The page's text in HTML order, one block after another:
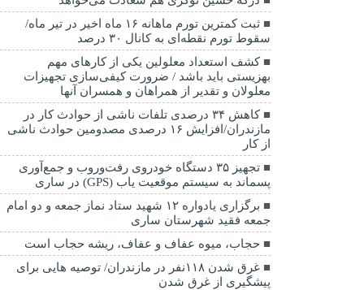
ثبت کمترین تورم ماهانه ۱۶ ماه اخیر در تیر ماه/
سقوط تورم نقطه‌ای به کانال ۳۰ درصد
کشف استعداد معلولین یکی از کارهای مهم
بهزیستی باید باشد / ضرورت کیفی‌سازی تجهیزات
معلولان و تقدیر از همراهان و همسران آنها
کاهش ۳۴ درصدی تلفات ناشی از حوادث كار در
مازندران/افزایش ۱۶ درصدی مصدومین حوادث ناشی
از کار
تجهیز ۳۵ دستگاه خودروی رفت‌وروب و جمع‌آوری
پسماند به سیستم موقعیت یاب (GPS) در ساری
برگزاری یادواره ۱۲ شهید ستاد نماز جمعه و دو امام
جمعه فقید شهرستان ساری
حجاب، میوه عفاف و عفاف، ریشه حجاب است
غرق شدن ۱۱۸نفر در مازندران/ توصيه هايی برای
پيشگيری از غرق شدن